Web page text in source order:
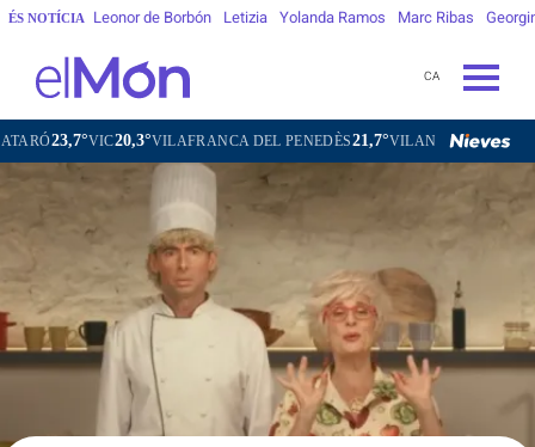
ÉS NOTÍCIA Leonor de Borbón Letizia Yolanda Ramos Marc Ribas
CA
20,3°VILAFRANCA DEL PENEDÈS 21,7°VILANOVA I LA GELTRÚ24,3°LA